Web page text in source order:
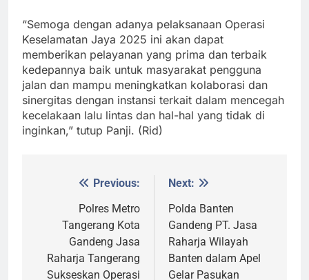
“Semoga dengan adanya pelaksanaan Operasi
Keselamatan Jaya 2025 ini akan dapat
memberikan pelayanan yang prima dan terbaik
kedepannya baik untuk masyarakat pengguna
jalan dan mampu meningkatkan kolaborasi dan
sinergitas dengan instansi terkait dalam mencegah
kecelakaan lalu lintas dan hal-hal yang tidak di
inginkan,” tutup Panji. (Rid)
navigation
Previous:
Polres Metro
Tangerang Kota
Gandeng Jasa
Raharja Tangerang
Sukseskan Operasi
Next:
Polda Banten
Gandeng PT. Jasa
Raharja Wilayah
Banten dalam Apel
Gelar Pasukan